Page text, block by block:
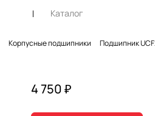
Каталог
Корпусные подшипники Подшипник
4 750 ₽